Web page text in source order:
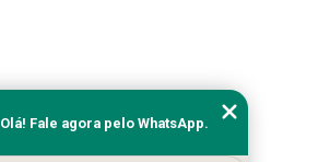
Olá! Fale agora pelo WhatsApp.